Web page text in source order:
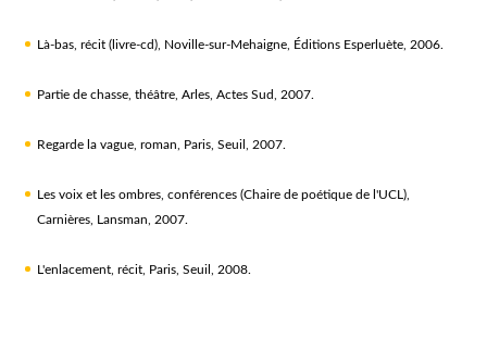
Là-bas, récit (livre-cd), Noville-sur-Mehaigne, Éditions Esperluète, 2006.
Partie de chasse, théâtre, Arles, Actes Sud, 2007.
Regarde la vague, roman, Paris, Seuil, 2007.
Les voix et les ombres, conférences (Chaire de poétique de l'UCL),
Carnières, Lansman, 2007.
L'enlacement, récit, Paris, Seuil, 2008.